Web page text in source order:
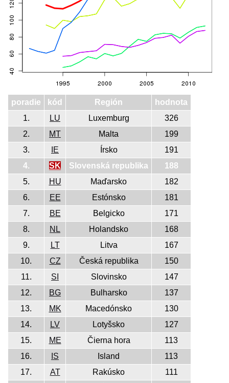
poradie kód Región
hodnota
1.
LU Luxemburg
326
2.
MT Malta
199
3.
IE Írsko
191
4.
SK Slovenská republika
188
5.
HU Maďarsko
182
6.
EE Estónsko
181
7.
BE Belgicko
171
8.
NL Holandsko
168
9.
LT Litva
167
10.
CZ Česká republika
150
11.
SI Slovinsko
147
12.
BG Bulharsko
137
13.
MK Macedónsko
130
14.
LV Lotyšsko
127
15.
ME Čierna hora
113
16.
IS Island
113
17.
AT Rakúsko
111